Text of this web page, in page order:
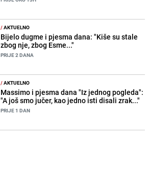
/AKTUELNO
Bijelo dugme i pjesma dana: "Kiše su stale
zbog nje, zbog Esme..."
PRIJE 2 DANA
/AKTUELNO
Massimo i pjesma dana "Iz jednog pogleda":
"A još smo jučer, kao jedno isti disali zrak..."
PRIJE 1 DAN